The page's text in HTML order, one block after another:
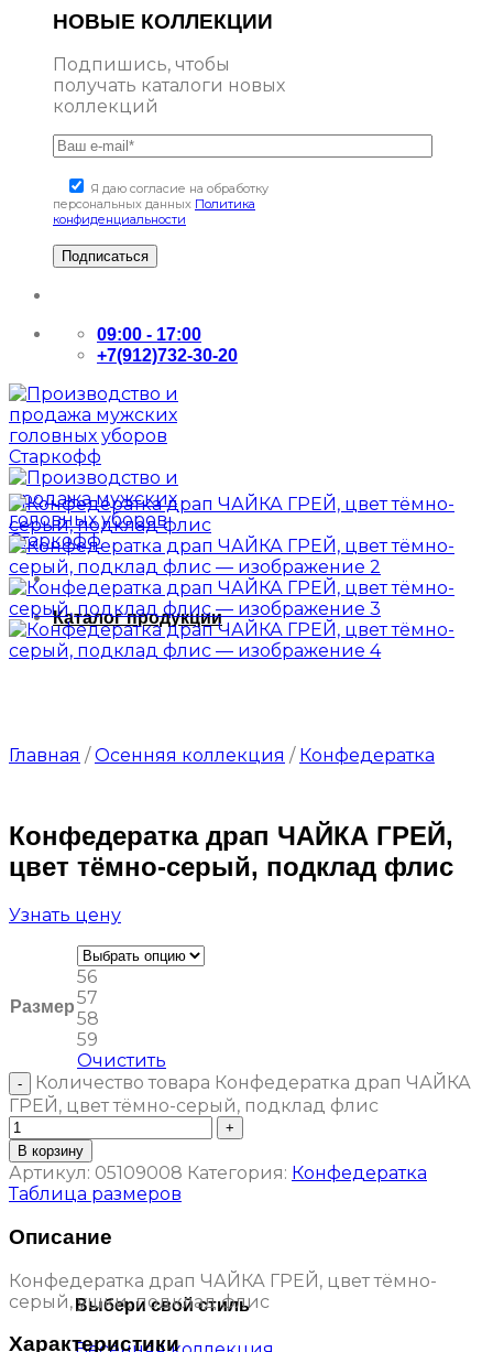
НОВЫЕ КОЛЛЕКЦИИ
Подпишись, чтобы
получать каталоги новых
коллекций
Я даю согласие на обработку
персональных данных Политика
конфиденциальности
09:00 - 17:00
+7(912)732-30-20
Каталог продукции
Выбери свой стиль
Главная / Осенняя коллекция / Конфедератка
Конфедератка драп ЧАЙКА ГРЕЙ,
цвет тёмно-серый, подклад флис
Узнать цену
Размер
56
57
58
59
Очистить
Количество товара Конфедератка драп ЧАЙКА
ГРЕЙ, цвет тёмно-серый, подклад флис
В корзину
Артикул: 05109008 Категория: Конфедератка
Таблица размеров
Описание
Конфедератка драп ЧАЙКА ГРЕЙ, цвет тёмно-
серый, ушки, подклад флис
Характеристики